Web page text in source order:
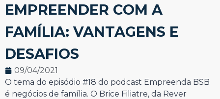
EMPREENDER COM A
FAMÍLIA: VANTAGENS E
DESAFIOS
09/04/2021
O tema do episódio #18 do podcast Empreenda BSB
é negócios de família. O Brice Filiatre, da Rever